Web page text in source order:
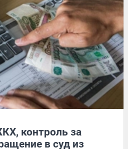
контроль за
в суд из